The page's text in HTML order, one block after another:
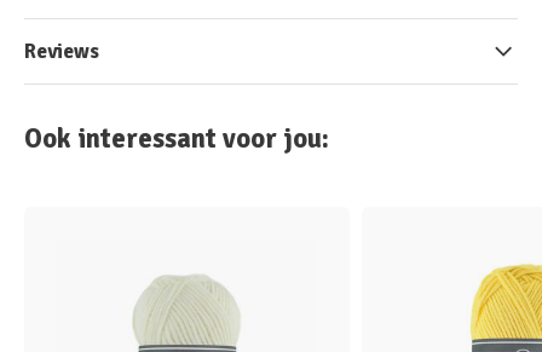
Reviews
Ook interessant voor jou: